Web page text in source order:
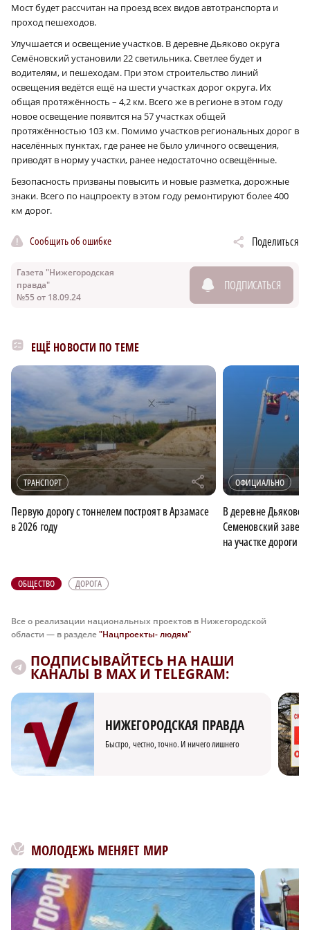
Мост будет рассчитан на проезд всех видов автотранспорта и
проход пешеходов.
Улучшается и освещение участков. В деревне Дьяково округа
Семёновский установили 22 светильника. Светлее будет и
водителям, и пешеходам. При этом строительство линий
освещения ведётся ещё на шести участках дорог округа. Их
общая протяжённость – 4,2 км. Всего же в регионе в этом году
новое освещение появится на 57 участках общей
протяжённостью 103 км. Помимо участков региональных дорог в
населённых пунктах, где ранее не было уличного освещения,
приводят в норму участки, ранее недостаточно освещённые.
Безопасность призваны повысить и новые разметка, дорожные
знаки. Всего по нацпроекту в этом году ремонтируют более 400
км дорог.
Сообщить об ошибке Поделиться
Газета "Нижегородская
правда"
№55 от 18.09.24
ПОДПИСАТЬСЯ
ЕЩЁ НОВОСТИ ПО ТЕМЕ
ТРАНСПОРТ r
Первую дорогу с тоннелем построят в Арзамасе
в 2026 году
ОФИЦИАЛЬНО
В деревне Дьяково
Семеновский
на участке дороги
ОБЩЕСТВО ДОРОГА
Все о реализации национальных проектов в Нижегородской
области — в разделе"Нацпроекты- людям"
ПОДПИСЫВАЙТЕСЬ НА НАШИ
КАНАЛЫ В MAX И TELEGRAM:
НИЖЕГОРОДСКАЯ ПРАВДА
Быстро, честно, точно. И ничего лишнего
МОЛОДЕЖЬ МЕНЯЕТ МИР